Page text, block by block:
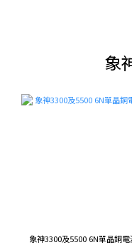
象
象神3300及5500 6N單晶銅電